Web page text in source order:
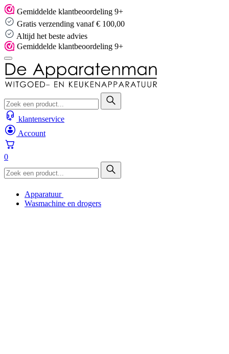
Skip
to
content
Gemiddelde klantbeoordeling 9+
Gratis verzending vanaf € 100,00
Altijd het beste advies
Gemiddelde klantbeoordeling 9+
klantenservice
Account
0
Apparatuur
Wasmachine en drogers